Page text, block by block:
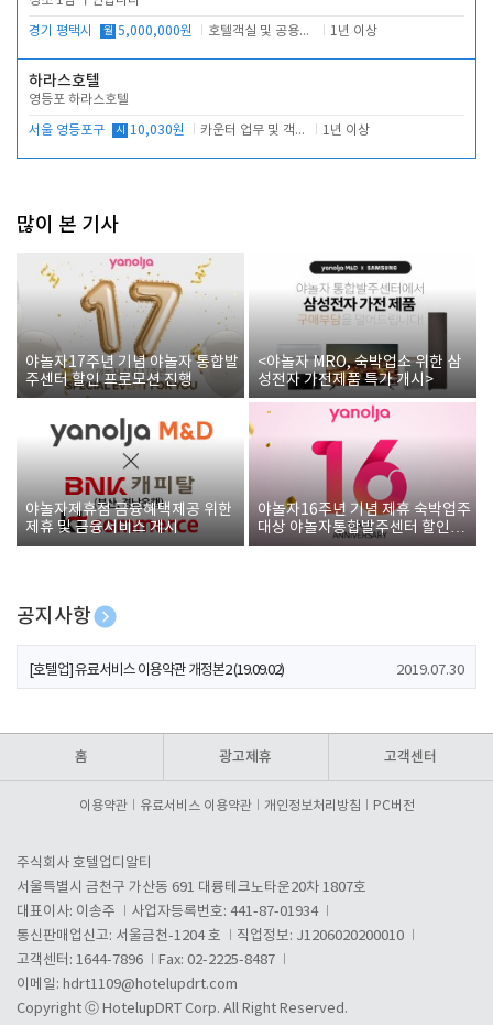
경기 평택시 월 5,000,000원 호텔객실 및 공용시설 청소 관리 1년 이상
하라스호텔
영등포 하라스호텔
서울 영등포구 시 10,030원 카운터 업무 및 객실관리(청소상태 확인, 객실판매) 1년 이상
많이 본 기사
야놀자17주년 기념 야놀자 통합발
주센터 할인 프로모션 진행
<야놀자 MRO, 숙박업소 위한 삼
성전자 가전제품 특가 개시>
야놀자제휴점 금융혜택제공 위한
제휴 및 금융서비스 게시
야놀자16주년 기념 제휴 숙박업주
대상 야놀자통합발주센터 할인쿠
폰 증정
공지사항
[호텔업] 개인정보 처리방침 개정본1 (19.09.02)
[호텔업] 유료서비스 이용약관 개정본2 (19.09.02) 2019.07.30
홈 광고제휴 고객센터
이용약관 유료서비스 이용약관 개인정보처리방침 PC버전
주식회사 호텔업디알티
서울특별시 금천구 가산동 691 대륭테크노타운20차 1807호
대표이사: 이송주
사업자등록번호: 441-87-01934
통신판매업신고: 서울금천-1204 호
직업정보: J1206020200010
고객센터: 1644-7896
Fax: 02-2225-8487
이메일: hdrt1109@hotelupdrt.com
Copyright ⓒ HotelupDRT Corp. All Right Reserved.